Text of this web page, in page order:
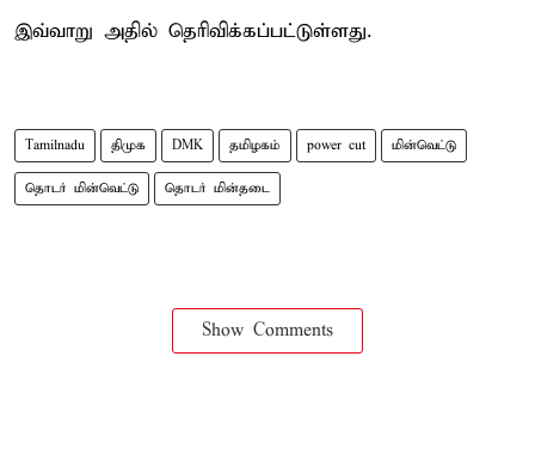
இவ்வாறு அதில் தெரிவிக்கப்பட்டுள்ளது.
Tamilnadu திமுக DMK தமிழகம் power cut மின்வெட்டு
தொடர் மின்வெட்டு தொடர் மின்தடை
Show Comments